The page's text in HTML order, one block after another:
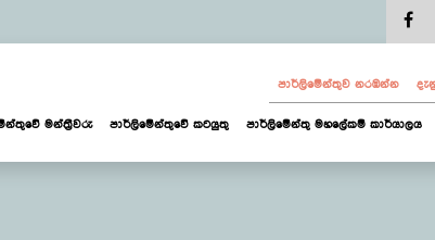
පාර්ලි‌මේන්තුව නරඹන්න
මන්ත්‍රීවරු පාර්ලිමේන්තුවේ කටයුතු පාර්ලිමේන්තු මහලේකම් කාර්යාලය